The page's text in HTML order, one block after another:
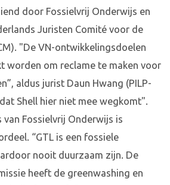
door Fossielvrij Onderwijs en
Juristen Comité voor de
"De VN-ontwikkelingsdoelen
worden om reclame te maken voor
aldus jurist Daun Hwang (PILP-
Shell hier niet mee wegkomt".
van Fossielvrij Onderwijs is
“GTL is een fossiele
nooit duurzaam zijn. De
heeft de greenwashing en